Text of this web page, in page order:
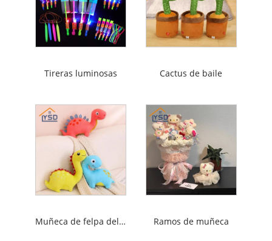
Tireras luminosas Cactus de baile
Muñeca de felpa del dinosaurio Ramos de muñeca